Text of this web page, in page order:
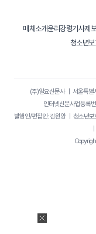
매체소개윤리강령기사제보
청소년
(주)일요신문사｜ 서울특별
인터넷신문사업등록
발행인/편집인: 김원양｜ 청소년보